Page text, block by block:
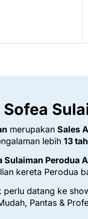
Sofea
merupakan Sales
lebih 13
Sulaiman Perodua
kereta Perodua
perlu datang ke
Pantas &